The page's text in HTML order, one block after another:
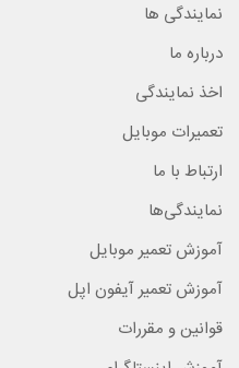
نمایندگی ها
درباره ما
اخذ نمایندگی
تعمیرات موبایل
ارتباط با ما
نمایندگی‌ها
آموزش تعمیر موبایل
آموزش تعمیر آیفون اپل
قوانین و مقررات